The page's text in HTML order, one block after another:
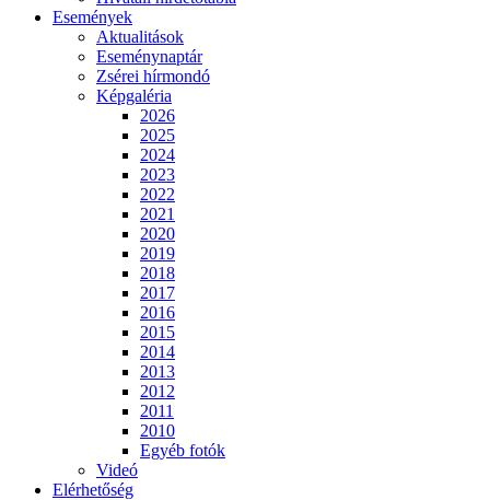
Események
Aktualitások
Eseménynaptár
Zsérei hírmondó
Képgaléria
2026
2025
2024
2023
2022
2021
2020
2019
2018
2017
2016
2015
2014
2013
2012
2011
2010
Egyéb fotók
Videó
Elérhetőség